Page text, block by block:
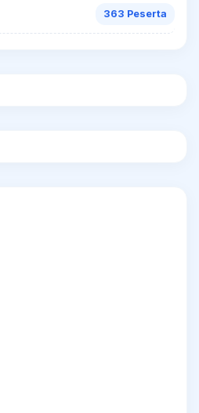
363 Peserta